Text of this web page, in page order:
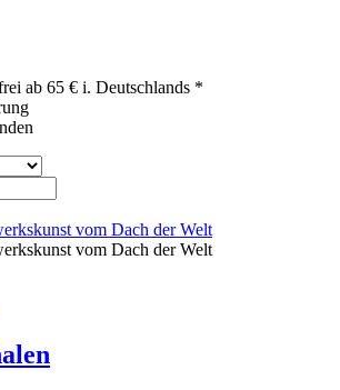
ab 65 € i. Deutschlands *